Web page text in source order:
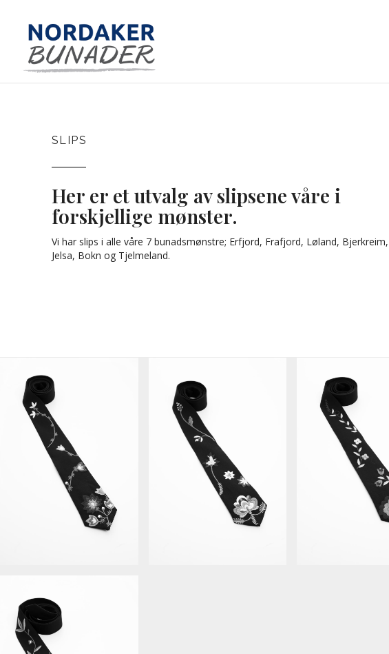
SLIPS
Her er et utvalg av slipsene våre i
forskjellige mønster.
Vi har slips i alle våre 7 bunadsmønstre; Erfjord, Frafjord, Løland, Bjerkreim,
Jelsa, Bokn og Tjelmeland.